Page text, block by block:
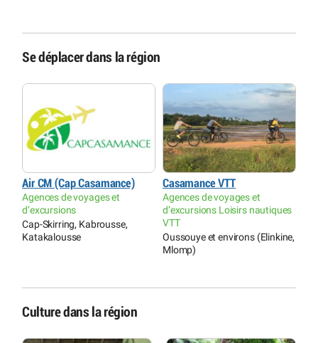
Se déplacer dans la région
Air CM (Cap Casamance)
Agences de voyages et
d’excursions
Cap-Skirring, Kabrousse,
Katakalousse
Casamance VTT
Agences de voyages et
d’excursions Loisirs nautiques
VTT
Oussouye et environs (Elinkine,
Mlomp)
Culture dans la région